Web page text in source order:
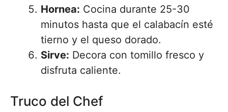
Hornea: Cocina durante 25-30
minutos hasta que el calabacín esté
tierno y el queso dorado.
Sirve: Decora con tomillo fresco y
disfruta caliente.
Truco del Chef